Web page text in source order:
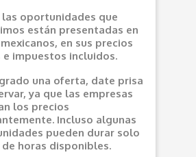
las oportunidades que
están presentadas en
en sus precios
e impuestos incluidos.
una oferta, date prisa
ya que las empresas
los precios
Incluso algunas
pueden durar solo
de horas disponibles.